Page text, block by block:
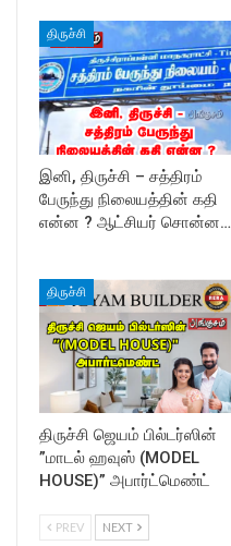
திருச்சி
இனி, திருச்சி – சத்திரம்
பேருந்து நிலையத்தின் கதி
என்ன ? ஆட்சியர் சொன்ன…
திருச்சி
திருச்சி ஜெயம் பில்டர்ஸின்
”மாடல் ஹவுஸ் (MODEL
HOUSE)” அபார்ட்மெண்ட்
PREV NEXT